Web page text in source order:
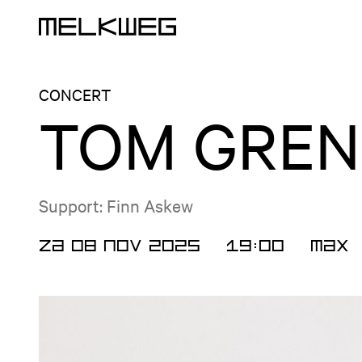
CONCERT
TOM
Support: Finn Askew
ZA 08 NOV 2025 19:00 MAX